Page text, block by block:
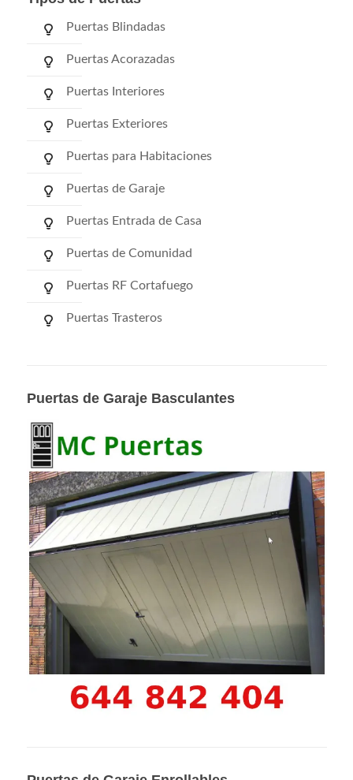
Puertas Blindadas
Puertas Acorazadas
Puertas Interiores
Puertas Exteriores
Puertas para Habitaciones
Puertas de Garaje
Puertas Entrada de Casa
Puertas de Comunidad
Puertas RF Cortafuego
Puertas Trasteros
Puertas de Garaje Basculantes